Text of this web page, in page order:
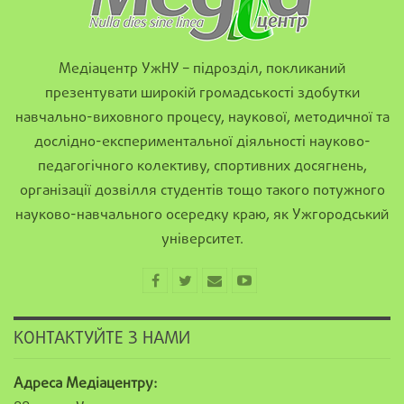
Медіацентр УжНУ – підрозділ, покликаний
презентувати широкій громадськості здобутки
навчально-виховного процесу, наукової, методичної та
дослідно-експериментальної діяльності науково-
педагогічного колективу, спортивних досягнень,
організації дозвілля студентів тощо такого потужного
науково-навчального осередку краю, як Ужгородський
університет.
КОНТАКТУЙТЕ З НАМИ
Адреса Медіацентру: